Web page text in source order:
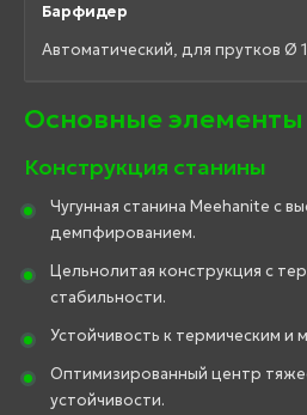
Барфидер
Автоматический, для прутков Ø
Основные элементы
Конструкция станины
Чугунная станина Meehanite с
демпфированием.
Цельнолитая конструкция с
стабильности.
Устойчивость к термическим и
Оптимизированный центр
устойчивости.